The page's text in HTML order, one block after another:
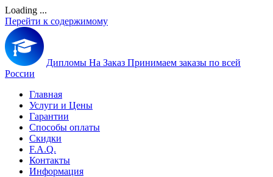
Loading ...
Перейти к содержимому
Дипломы На Заказ Принимаем заказы по всей
России
Главная
Услуги и Цены
Гарантии
Способы оплаты
Скидки
F.A.Q.
Контакты
Информация